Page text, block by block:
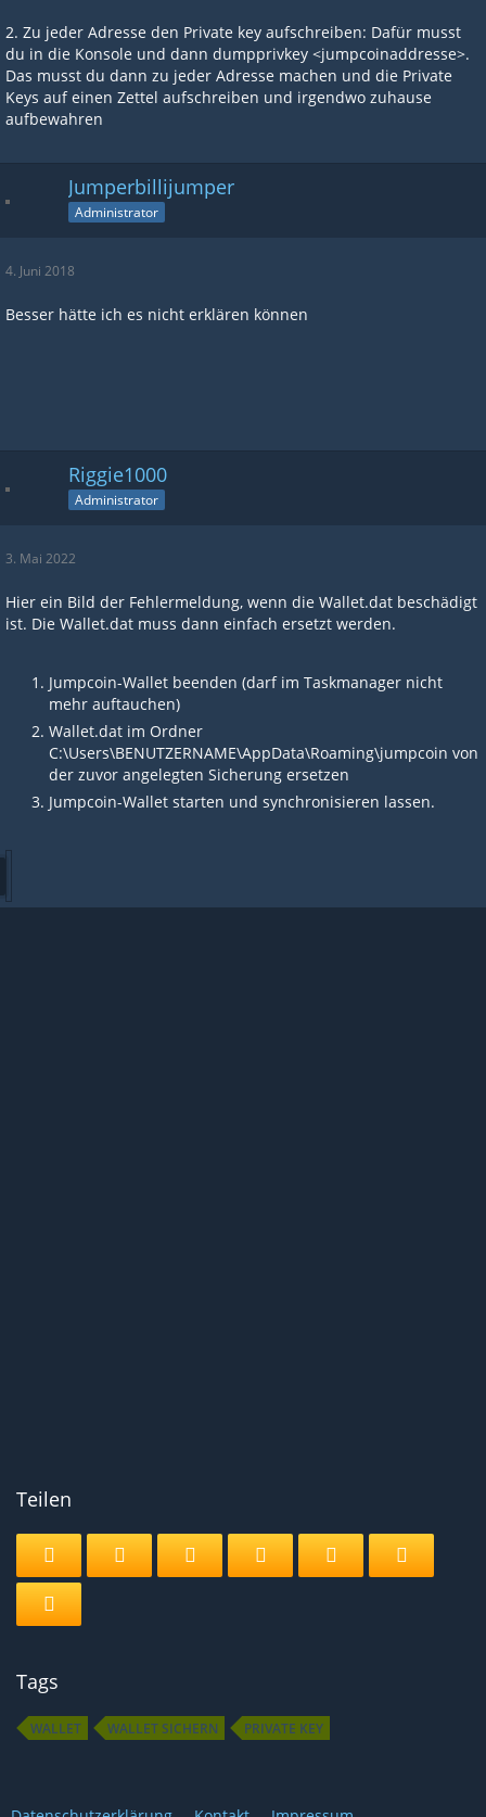
2. Zu jeder Adresse den Private key aufschreiben: Dafür musst
du in die Konsole und dann dumpprivkey <jumpcoinaddresse>.
Das musst du dann zu jeder Adresse machen und die Private
Keys auf einen Zettel aufschreiben und irgendwo zuhause
aufbewahren
Jumperbillijumper
Administrator
4. Juni 2018
Besser hätte ich es nicht erklären können
Riggie1000
Administrator
3. Mai 2022
Hier ein Bild der Fehlermeldung, wenn die Wallet.dat beschädigt
ist. Die Wallet.dat muss dann einfach ersetzt werden.
Jumpcoin-Wallet beenden (darf im Taskmanager nicht
mehr auftauchen)
Wallet.dat im Ordner
C:\Users\BENUTZERNAME\AppData\Roaming\jumpcoin von
der zuvor angelegten Sicherung ersetzen
Jumpcoin-Wallet starten und synchronisieren lassen.
Teilen
Tags
WALLET WALLET SICHERN PRIVATE KEY